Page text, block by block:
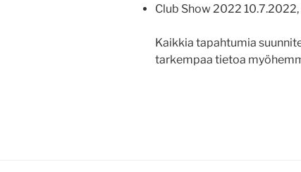
Club Show 2022
Kaikkia tapahtumia
tarkempaa tietoa